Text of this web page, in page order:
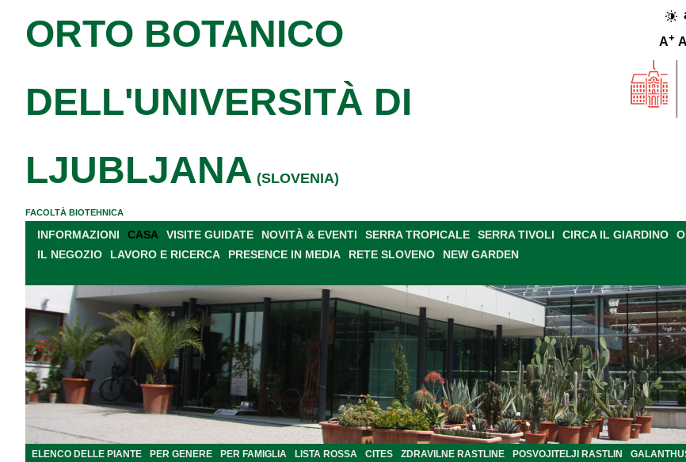
A+ A
ORTO BOTANICO
DELL'UNIVERSITÀ DI
LJUBLJANA (SLOVENIA)
FACOLTÀ BIOTEHNICA
INFORMAZIONI CASA VISITE GUIDATE NOVITÀ & EVENTI SERRA TROPICALE SERRA TIVOLI CIRCA IL GIARDINO
IL NEGOZIO
LAVORO E RICERCA PRESENCE IN MEDIA RETE SLOVENO NEW GARDEN
ELENCO DELLE PIANTE PER GENERE PER FAMIGLIA LISTA ROSSA CITES ZDRAVILNE RASTLINE POSVOJITELJI RASTLIN